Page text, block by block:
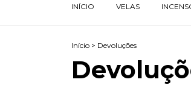
INÍCIO VELAS
Início > Devoluções